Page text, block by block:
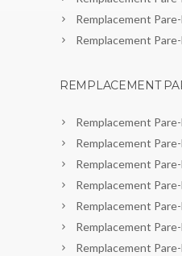
Remplacement
Remplacement
REMPLACEMENT
Remplacement
Remplacement
Remplacement
Remplacement
Remplacement
Remplacement
Remplacement